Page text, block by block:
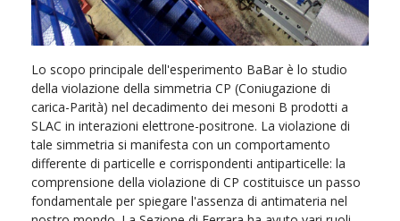
Lo scopo principale dell'esperimento BaBar è lo studio
della violazione della simmetria CP (Coniugazione di
carica-Parità) nel decadimento dei mesoni B prodotti a
SLAC in interazioni elettrone-positrone. La violazione di
tale simmetria si manifesta con un comportamento
differente di particelle e corrispondenti antiparticelle: la
comprensione della violazione di CP costituisce un passo
fondamentale per spiegare l'assenza di antimateria nel